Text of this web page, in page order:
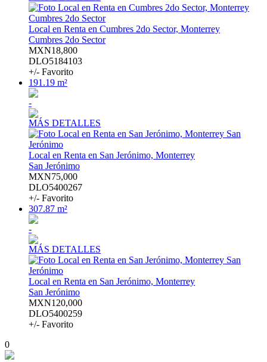
Local en Renta en Cumbres 2do Sector, Monterrey
Cumbres 2do Sector
MXN18,800
DLO5184103
+/- Favorito
191.19 m²
-
MÁS DETALLES
Local en Renta en San Jerónimo, Monterrey
San Jerónimo
MXN75,000
DLO5400267
+/- Favorito
307.87 m²
-
MÁS DETALLES
Local en Renta en San Jerónimo, Monterrey
San Jerónimo
MXN120,000
DLO5400259
+/- Favorito
0